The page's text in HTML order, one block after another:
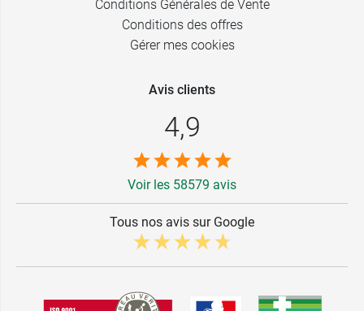
Conditions Générales de Vente
Conditions des offres
Gérer mes cookies
Avis clients
4,9
Voir les 58579 avis
Tous nos avis sur Google